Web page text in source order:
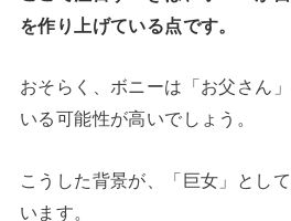
を作り上げている点です。
おそらく、ボニーは「お父さん
いる可能性が高いでしょう。
こうした背景が、「巨女」とし
います。